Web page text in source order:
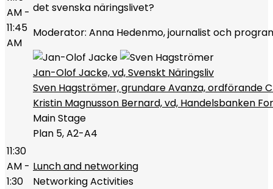
AM -
11:45
AM
det svenska näringslivet?
Moderator: Anna Hedenmo, journalist och
Jan-Olof Jacke, vd, Svenskt Näringsliv
Sven Hagströmer, grundare Avanza, ordförande
Kristin Magnusson Bernard, vd, Handelsbanken
Main Stage
Plan 5, A2-A4
11:30
AM -
1:30
Lunch and networking
Networking Activities